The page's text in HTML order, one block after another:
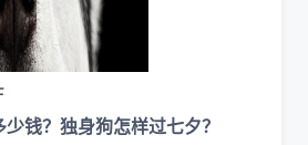
钱？独身狗怎样过七夕？